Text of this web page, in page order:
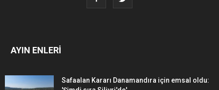
AYIN ENLERİ
Safaalan Kararı Danamandıra için emsal oldu: